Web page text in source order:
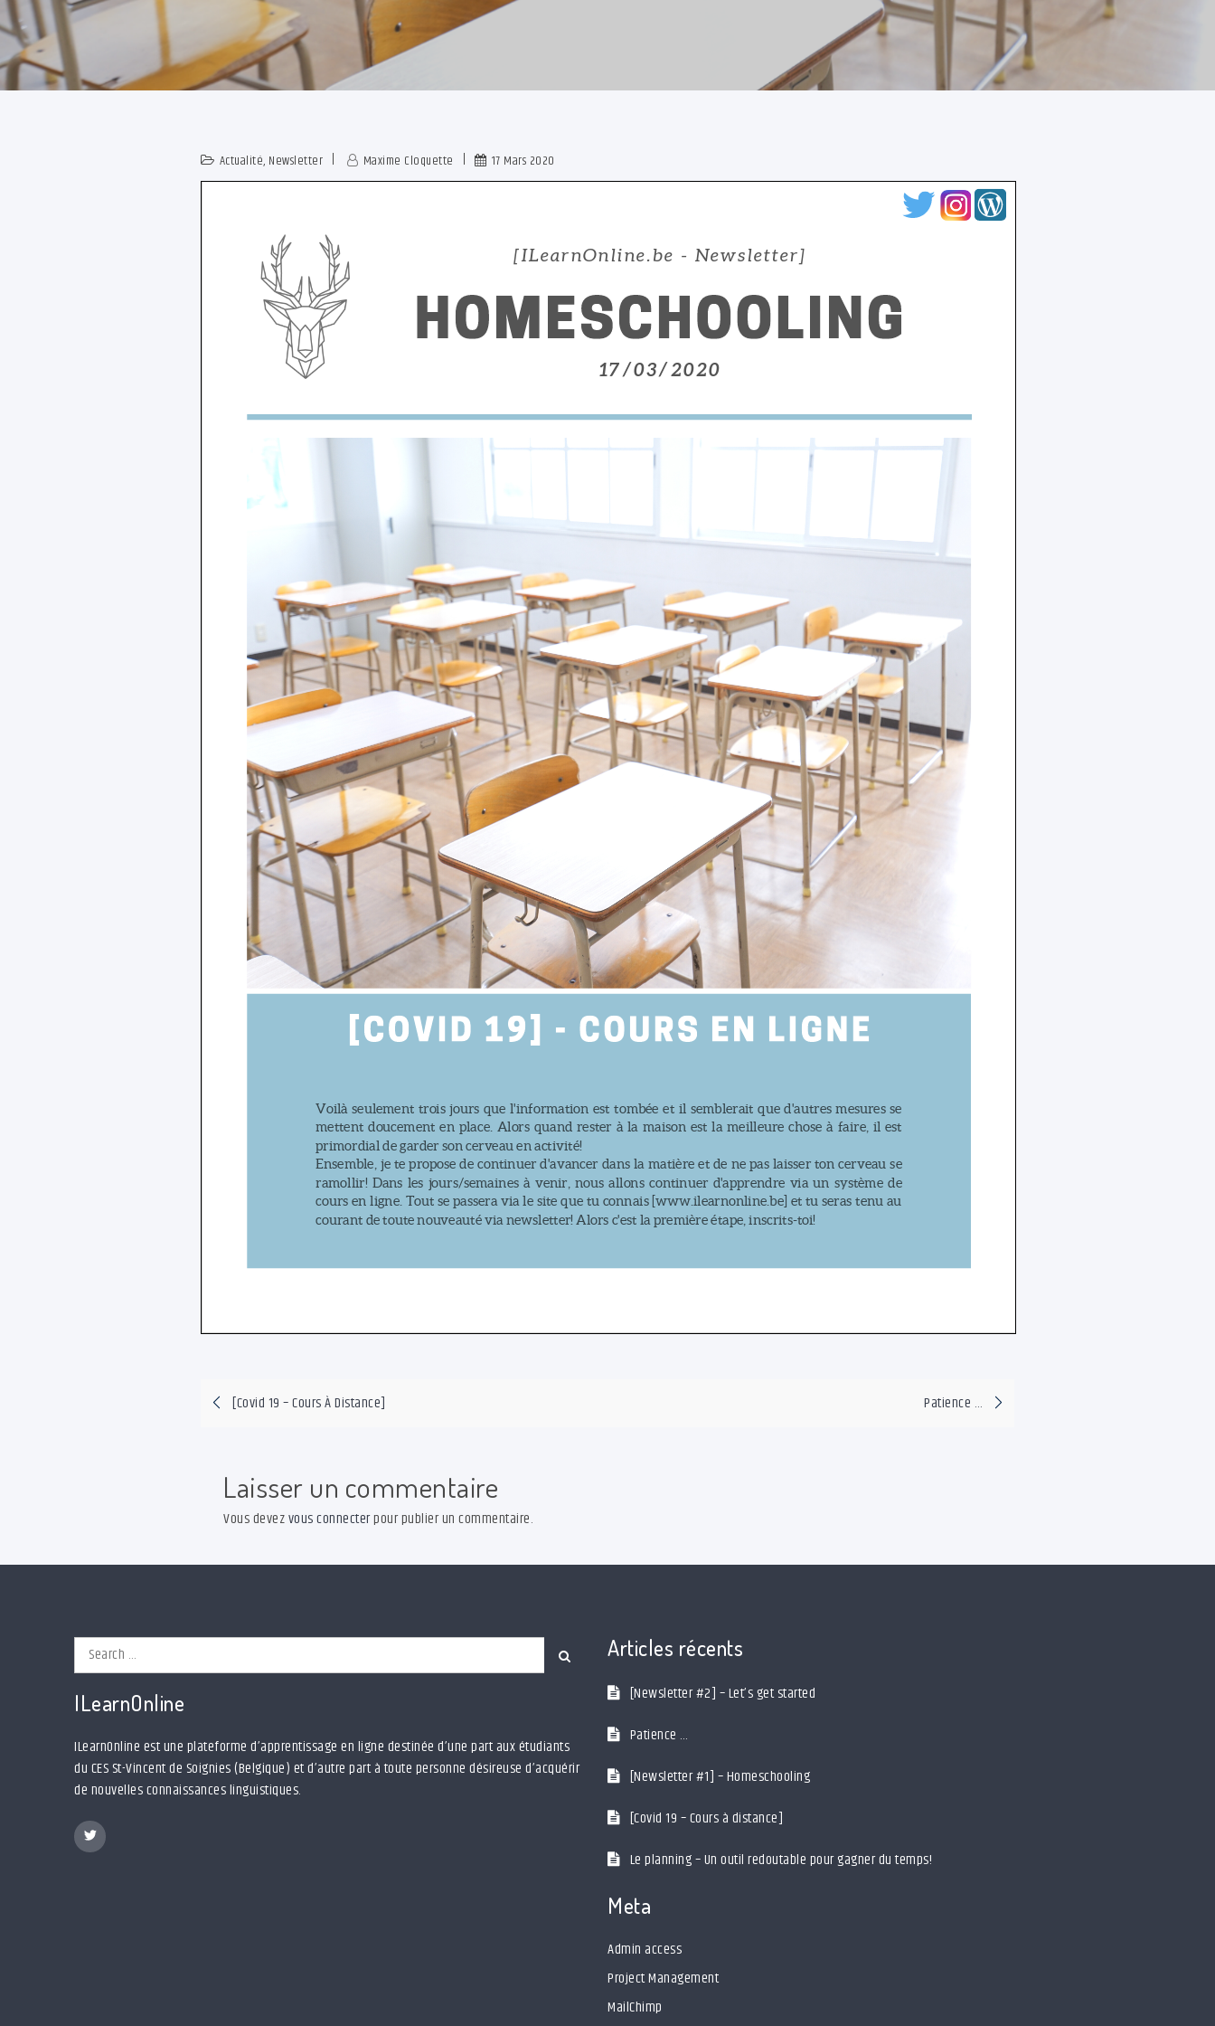
Actualité, Newsletter Maxime Cloquette 17 Mars 2020
Navigation
l’article
[Covid 19 – Cours À Distance] Patience …
Laisser un commentaire
Vous devezvous connecterpour publier un commentaire.
Search
for:
ILearnOnline
ILearnOnline est une plateforme d’apprentissage en ligne destinée d’une part aux étudiants
du CES St-Vincent de Soignies (Belgique) et d’autre part à toute personne désireuse d’acquérir
de nouvelles connaissances linguistiques.
Articles récents
[Newsletter #2] – Let’s get started
Patience …
[Newsletter #1] – Homeschooling
[Covid 19 – Cours à distance]
Le planning – Un outil redoutable pour gagner du temps!
Meta
Admin access
Project Management
MailChimp